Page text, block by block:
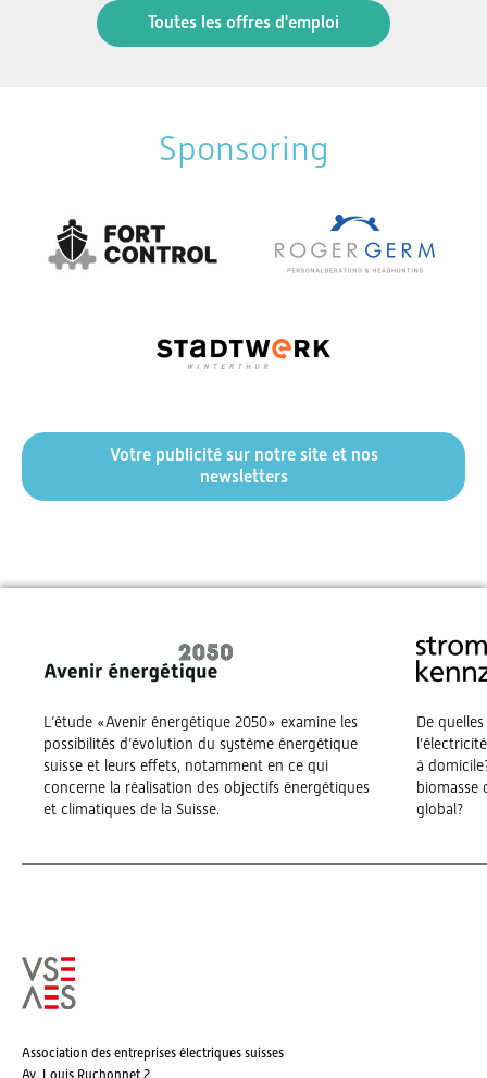
Toutes les offres d'emploi
Sponsoring
Votre publicité sur notre site et nos
newsletters
L’étude «Avenir énergétique 2050» examine les
possibilités d’évolution du système énergétique
suisse et leurs effets, notamment en ce qui
concerne la réalisation des objectifs énergétiques
et climatiques de la Suisse.
De
à
biomasse
global?
Association des entreprises électriques suisses